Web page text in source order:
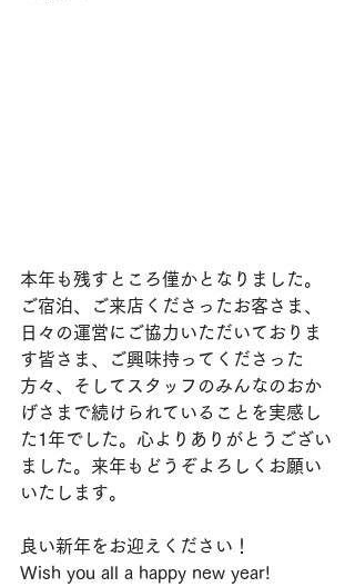
本年も残すところ僅かとなりました。
ご宿泊、ご来店くださったお客さま、
日々の運営にご協力いただいておりま
す皆さま、ご興味持ってくださった
方々、そしてスタッフのみんなのおか
げさまで続けられていることを実感し
た1年でした。心よりありがとうござい
ました。来年もどうぞよろしくお願い
いたします。
良い新年をお迎えください！
Wish you all a happy new year!